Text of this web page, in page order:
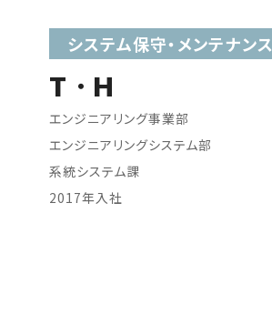
システム保守・メンテナンス
T・H
エンジニアリング事業部
エンジニアリングシステム部
系統システム課
2017年入社